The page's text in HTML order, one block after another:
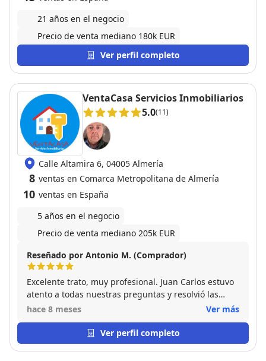
21 años en el negocio
Precio de venta mediano 180k EUR
Ver perfil completo
VentaCasa Servicios Inmobiliarios
5.0(11)
Calle Altamira 6, 04005 Almería
8 ventas en Comarca Metropolitana de Almería
10 ventas en España
5 años en el negocio
Precio de venta mediano 205k EUR
Reseñado por Antonio M. (Comprador)
Excelente trato, muy profesional. Juan Carlos estuvo
atento a todas nuestras preguntas y resolvió las
dudas que teníamos fácilmente, fue comunicativo y
proceso. Sin duda lo recomiendo.
hace 8 meses Ver más
Ver perfil completo